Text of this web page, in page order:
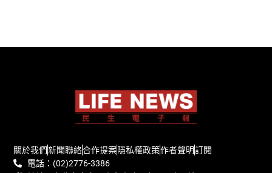
關於我們新聞聯絡合作提案隱私權政策作者聲明訂閱
電話：(02)2776-3386